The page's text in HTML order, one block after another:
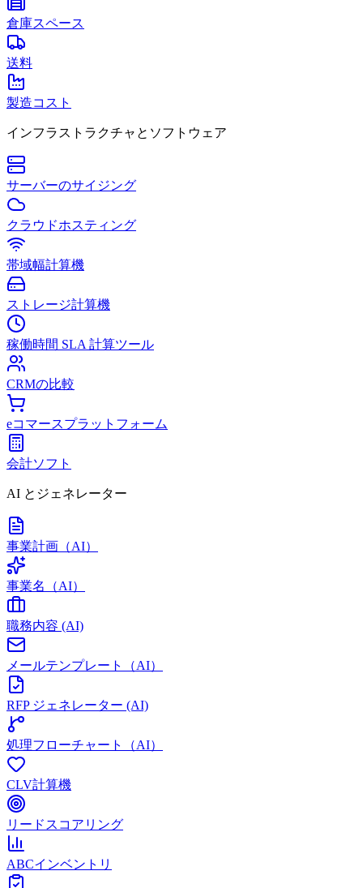
倉庫スペース
送料
製造コスト
インフラストラクチャとソフトウェア
サーバーのサイジング
クラウドホスティング
帯域幅計算機
ストレージ計算機
稼働時間 SLA 計算ツール
CRMの比較
eコマースプラットフォーム
会計ソフト
AI とジェネレーター
事業計画（AI）
事業名（AI）
職務内容 (AI)
メールテンプレート（AI）
RFP ジェネレーター (AI)
処理フローチャート（AI）
CLV計算機
リードスコアリング
ABCインベントリ